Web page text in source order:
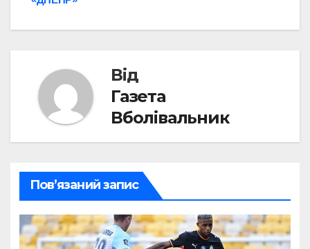
записів
Від
Газета
Вболівальник
Пов’язаний запис